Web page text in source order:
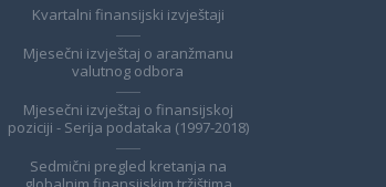
Kvartalni finansijski izvještaji
Mjesečni izvještaj o aranžmanu
valutnog odbora
Mjesečni izvještaj o finansijskoj
poziciji - Serija podataka (1997-2018)
Sedmični pregled kretanja na